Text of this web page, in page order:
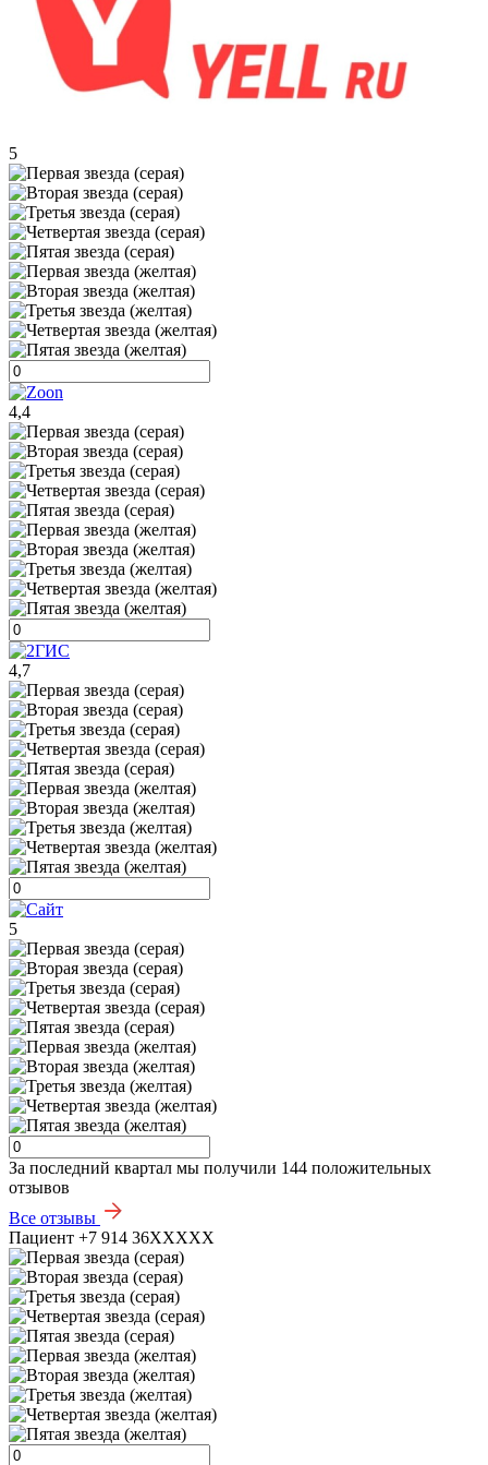
5
4,4
4,7
5
За последний квартал мы получили 144 положительных
отзывов
Все отзывы
Пациент +7 914 36XXXXX